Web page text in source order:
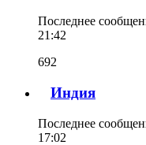
Последнее
21:42
692
Индия
Последнее
17:02